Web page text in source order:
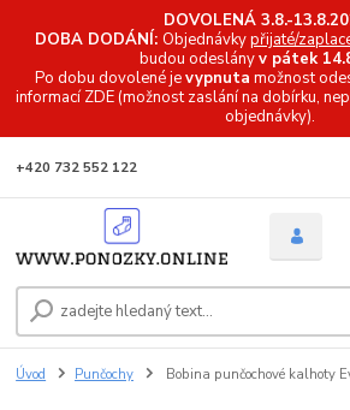
DOVOLENÁ 3.8.-
DOBA DODÁNÍ: Objednávkypřijaté/
budou odeslányv pátek
Po dobu dovolené jevypnuta možnost
informacíZDE (možnost zaslání na dobírku,
objednávky).
+420 732 552 122
Úvod Punčochy Bobina punčochové kalhoty